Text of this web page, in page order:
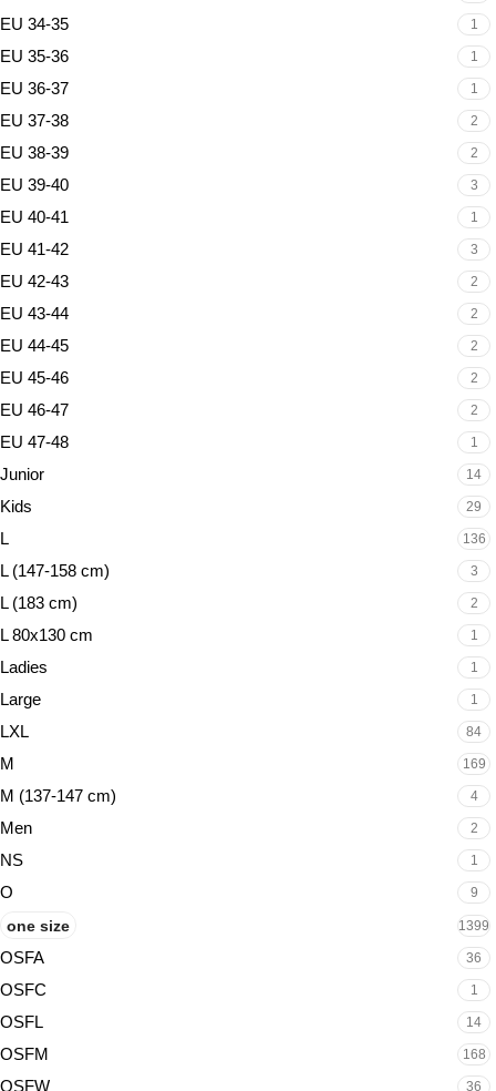
EU 34-35 1
EU 35-36 1
EU 36-37 1
EU 37-38 2
EU 38-39 2
EU 39-40 3
EU 40-41 1
EU 41-42 3
EU 42-43 2
EU 43-44 2
EU 44-45 2
EU 45-46 2
EU 46-47 2
EU 47-48 1
Junior 14
Kids 29
L 136
L (147-158 cm) 3
L (183 cm) 2
L 80x130 cm 1
Ladies 1
Large 1
LXL 84
M 169
M (137-147 cm) 4
Men 2
NS 1
O 9
one size 1399
OSFA 36
OSFC 1
OSFL 14
OSFM 168
OSFW 36